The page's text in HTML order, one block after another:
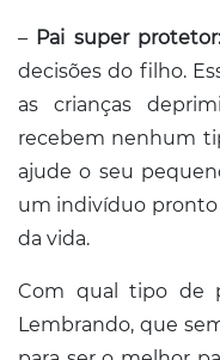
– Pai super
decisões do filho.
as crianças
recebem nenhum
ajude o seu
um indivíduo pronto
da vida.
Com qual tipo de
Lembrando, que